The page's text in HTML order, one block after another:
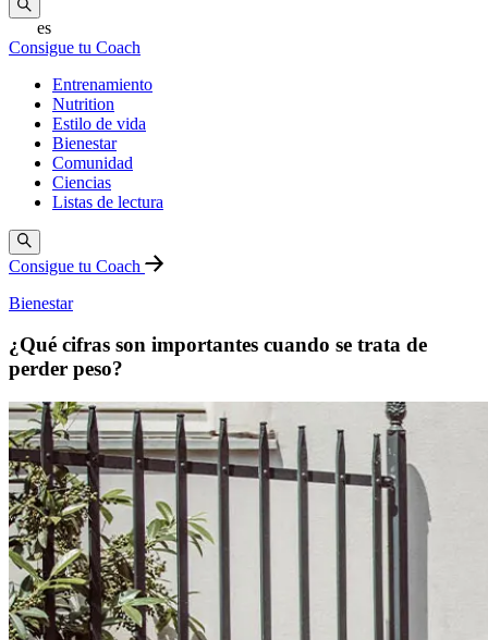
es
Consigue tu Coach
Entrenamiento
Nutrition
Estilo de vida
Bienestar
Comunidad
Ciencias
Listas de lectura
Consigue tu Coach
Bienestar
¿Qué cifras son importantes cuando se trata de
perder peso?